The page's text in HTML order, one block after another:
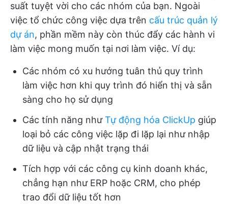
suất tuyệt vời cho các nhóm của bạn. Ngoài
việc tổ chức công việc dựa trên cấu trúc quản lý
dự án, phần mềm này còn thúc đẩy các hành vi
làm việc mong muốn tại nơi làm việc. Ví dụ:
Các nhóm có xu hướng tuân thủ quy trình
làm việc hơn khi quy trình đó hiển thị và sẵn
sàng cho họ sử dụng
Các tính năng nhưTự động hóa ClickUp giúp
loại bỏ các công việc lặp đi lặp lại như nhập
dữ liệu và cập nhật trạng thái
Tích hợp với các công cụ kinh doanh khác,
chẳng hạn như ERP hoặc CRM, cho phép
trao đổi dữ liệu tốt hơn